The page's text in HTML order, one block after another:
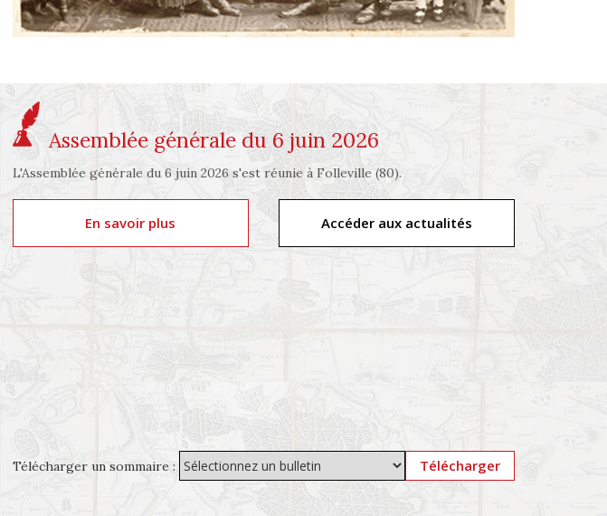
Assemblée générale du 6 juin 2026
L'Assemblée générale du 6 juin 2026 s'est réunie à Folleville (80).
En savoir plus Accéder aux actualités
Télécharger un sommaire : Télécharger